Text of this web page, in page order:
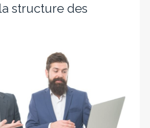
structure des